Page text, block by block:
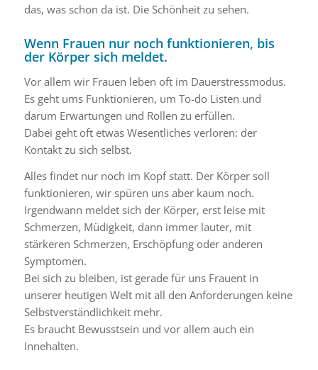
das, was schon da ist. Die Schönheit zu sehen.
Wenn Frauen nur noch funktionieren, bis
der Körper sich meldet.
Vor allem wir Frauen leben oft im Dauerstressmodus.
Es geht ums Funktionieren, um To-do Listen und
darum Erwartungen und Rollen zu erfüllen.
Dabei geht oft etwas Wesentliches verloren: der
Kontakt zu sich selbst.
Alles findet nur noch im Kopf statt. Der Körper soll
funktionieren, wir spüren uns aber kaum noch.
Irgendwann meldet sich der Körper, erst leise mit
Schmerzen, Müdigkeit, dann immer lauter, mit
stärkeren Schmerzen, Erschöpfung oder anderen
Symptomen.
Bei sich zu bleiben, ist gerade für uns Frauent in
unserer heutigen Welt mit all den Anforderungen keine
Selbstverständlichkeit mehr.
Es braucht Bewusstsein und vor allem auch ein
Innehalten.